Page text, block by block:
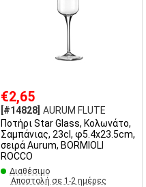
€2,65
[#14828] AURUM FLUTE
Ποτήρι Star Glass, Κολωνάτο,
Σαμπάνιας, 23cl, φ5.4x23.5cm,
σειρά Aurum, BORMIOLI
ROCCO
Διαθέσιμο
Αποστολή σε 1-2 ημέρες